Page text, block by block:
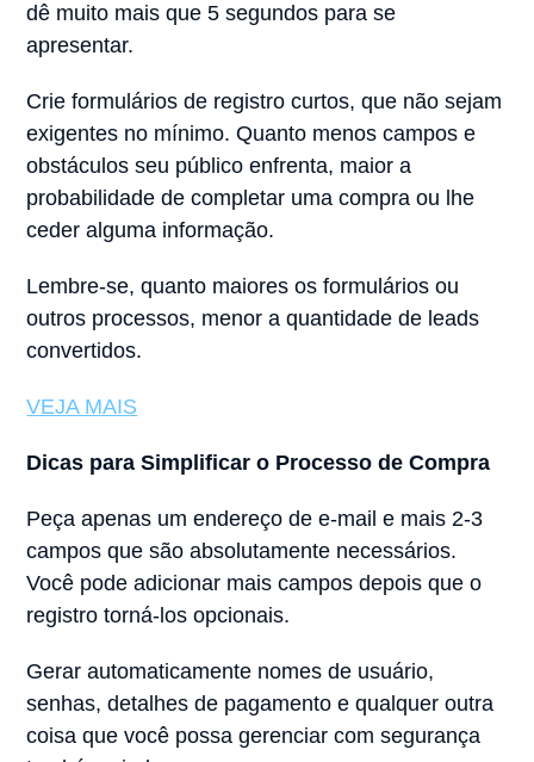
dê muito mais que 5 segundos para se
apresentar.
Crie formulários de registro curtos, que não sejam
exigentes no mínimo. Quanto menos campos e
obstáculos seu público enfrenta, maior a
probabilidade de completar uma compra ou lhe
ceder alguma informação.
Lembre-se, quanto maiores os formulários ou
outros processos, menor a quantidade de leads
convertidos.
VEJA MAIS
Dicas para Simplificar o Processo de Compra
Peça apenas um endereço de e-mail e mais 2-3
campos que são absolutamente necessários.
Você pode adicionar mais campos depois que o
registro torná-los opcionais.
Gerar automaticamente nomes de usuário,
senhas, detalhes de pagamento e qualquer outra
coisa que você possa gerenciar com segurança